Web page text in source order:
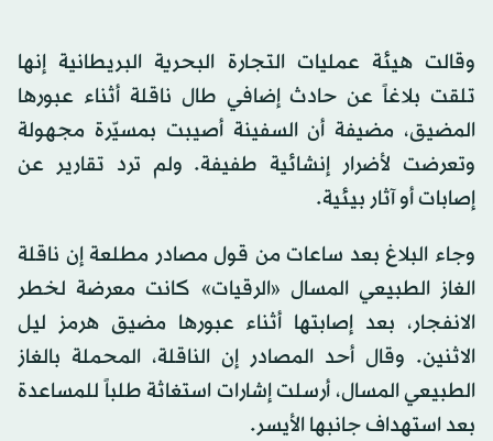
وقالت هيئة عمليات التجارة البحرية البريطانية إنها
تلقت بلاغاً عن حادث إضافي طال ناقلة أثناء عبورها
المضيق، مضيفة أن السفينة أصيبت بمسيّرة مجهولة
وتعرضت لأضرار إنشائية طفيفة. ولم ترد تقارير عن
إصابات أو آثار بيئية.
وجاء البلاغ بعد ساعات من قول مصادر مطلعة إن ناقلة
الغاز الطبيعي المسال «الرقيات» كانت معرضة لخطر
الانفجار، بعد إصابتها أثناء عبورها مضيق هرمز ليل
الاثنين. وقال أحد المصادر إن الناقلة، المحملة بالغاز
الطبيعي المسال، أرسلت إشارات استغاثة طلباً للمساعدة
بعد استهداف جانبها الأيسر.